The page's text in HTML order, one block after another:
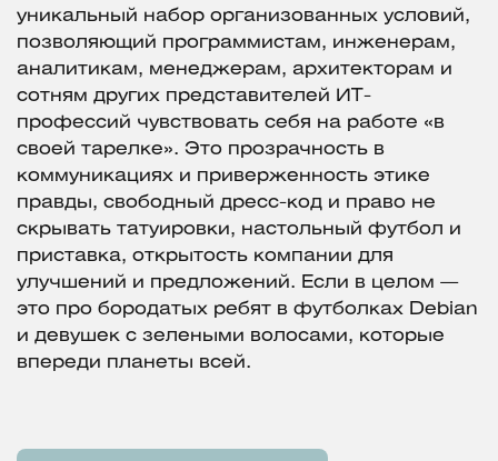
уникальный набор организованных условий,
позволяющий программистам, инженерам,
аналитикам, менеджерам, архитекторам и
сотням других представителей ИТ-
профессий чувствовать себя на работе «в
своей тарелке». Это прозрачность в
коммуникациях и приверженность этике
правды, свободный дресс-код и право не
скрывать татуировки, настольный футбол и
приставка, открытость компании для
улучшений и предложений. Если в целом —
это про бородатых ребят в футболках Debian
и девушек с зелеными волосами, которые
впереди планеты всей.